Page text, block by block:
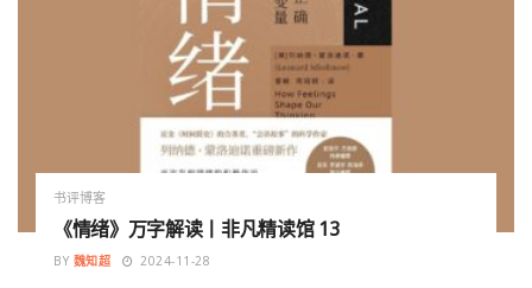
书评博客
《情绪》万字解读丨非凡精读馆 13
BY 魏知超 2024-11-28